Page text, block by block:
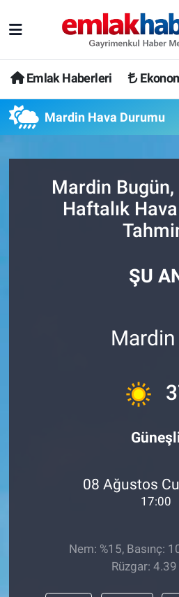
Emlak Haberleri
Mardin Hava Durumu
Mardin Bugün,
Haftalık
ŞU
Mardin
08 Ağustos
17:00
Nem: %15, Basınç:
Rüzgar: